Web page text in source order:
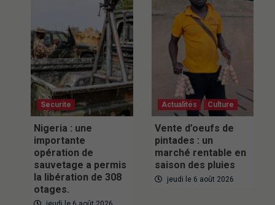
Securite
Nigeria : une
importante
opération de
sauvetage a permis
la libération de 308
otages.
Actualités Culture
Vente d’oeufs de
pintades : un
marché rentable en
saison des pluies
jeudi le 6 août 2026